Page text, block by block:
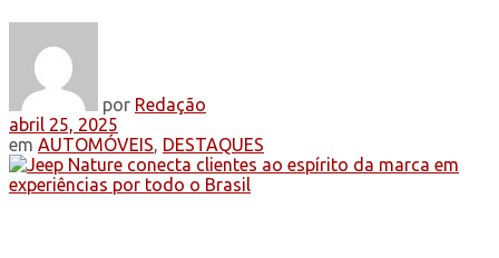
por Redação
abril 25, 2025
em AUTOMÓVEIS, DESTAQUES